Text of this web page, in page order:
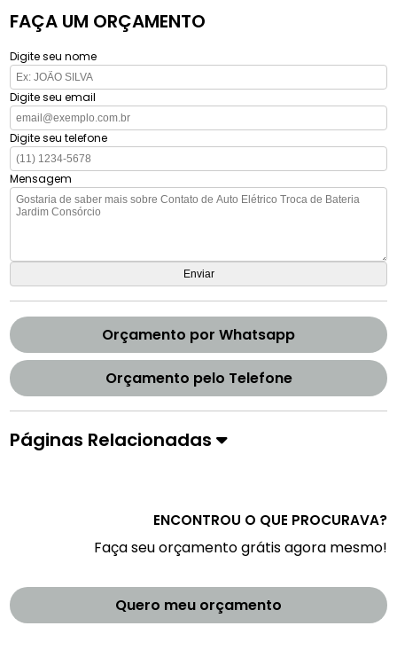
FAÇA UM ORÇAMENTO
Digite seu nome
Digite seu email
Digite seu telefone
Mensagem
Orçamento por Whatsapp
Orçamento pelo Telefone
Páginas Relacionadas
ENCONTROU O QUE PROCURAVA?
Faça seu orçamento grátis agora mesmo!
Quero meu orçamento